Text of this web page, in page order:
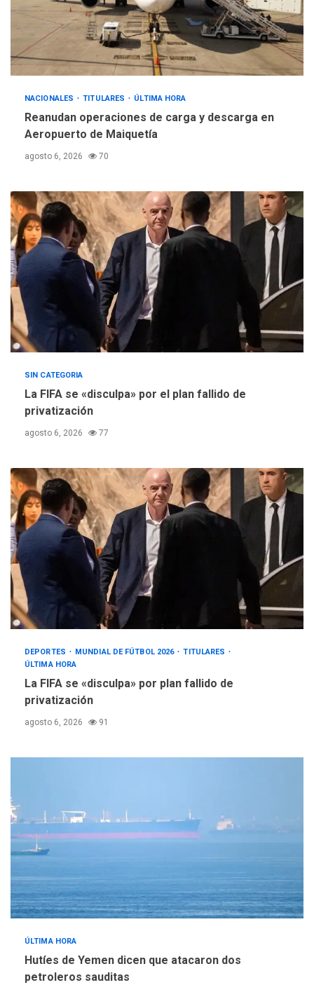
atacaron dos petroleros
sauditas
4
REGIONALES ÚLTIMA HORA
suman al Plan Agosto de
Escuelas Abiertas 2026
5
Mariño respalda a Cámara
de Comercio para reforma
de Ley de Puerto Libre
NACIONALES TITULARES ÚLTIMA HORA
Reanudan operaciones de carga y descarga en
Aeropuerto de Maiquetía
agosto 6, 2026 70
SIN CATEGORIA
La FIFA se «disculpa» por el plan fallido de
privatización
agosto 6, 2026 77
DEPORTES MUNDIAL DE FÚTBOL 2026
TITULARES
ÚLTIMA HORA
La FIFA se «disculpa» por plan fallido de
privatización
agosto 6, 2026 91
ÚLTIMA HORA
Hutíes de Yemen dicen que atacaron dos
petroleros sauditas